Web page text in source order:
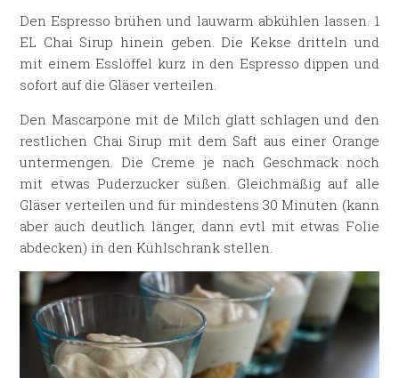
Den Espresso brühen und lauwarm abkühlen lassen. 1
EL Chai Sirup hinein geben. Die Kekse dritteln und
mit einem Esslöffel kurz in den Espresso dippen und
sofort auf die Gläser verteilen.
Den Mascarpone mit de Milch glatt schlagen und den
restlichen Chai Sirup mit dem Saft aus einer Orange
untermengen. Die Creme je nach Geschmack noch
mit etwas Puderzucker süßen. Gleichmäßig auf alle
Gläser verteilen und für mindestens 30 Minuten (kann
aber auch deutlich länger, dann evtl mit etwas Folie
abdecken) in den Kühlschrank stellen.